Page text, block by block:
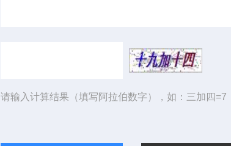
请输入计算结果（填写阿拉伯数字），如：三加四=7